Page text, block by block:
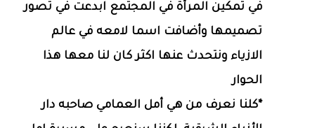
في تمكين المرأة في المجتمع ابدعت في تصور
تصميمها وأضافت اسما لامعه في عالم
الازياء ونتحدث عنها اكثر كان لنا معها هذا
الحوار
*كلنا نعرف من هي أمل العمامي صاحبه دار